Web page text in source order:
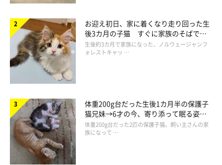
お迎え初日、家に着くなり走り回った生
後3カ月の子猫 すぐに家族のそばで落
ち着く姿に「迎えてよかった」
生後約3カ月で家族になった、ノルウェージャンフ
ォレストキャッ …
体重200g台だった生後1カ月半の保護子
猫兄妹→6才の今、寄り添って眠る姿に
ほっこり！
体重200g台だった2匹の保護子猫。飼い主さんの家
族になって …